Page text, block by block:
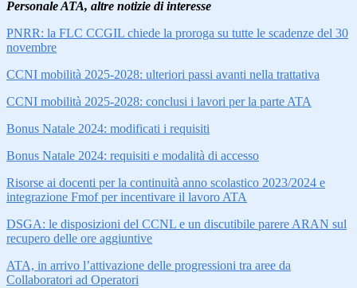
Personale ATA, altre notizie di interesse
PNRR: la FLC CCGIL chiede la proroga su tutte le scadenze del 30
novembre
CCNI mobilità 2025-2028: ulteriori passi avanti nella trattativa
CCNI mobilità 2025-2028: conclusi i lavori per la parte ATA
Bonus Natale 2024: modificati i requisiti
Bonus Natale 2024: requisiti e modalità di accesso
Risorse ai docenti per la continuità anno scolastico 2023/2024 e
integrazione Fmof per incentivare il lavoro ATA
DSGA: le disposizioni del CCNL e un discutibile parere ARAN sul
recupero delle ore aggiuntive
ATA, in arrivo l’attivazione delle progressioni tra aree da
Collaboratori ad Operatori